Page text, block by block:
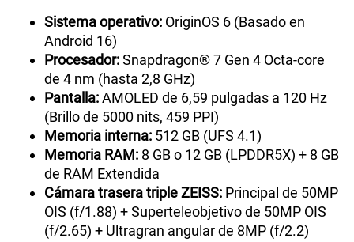
Sistema operativo: OriginOS 6 (Basado en
Android 16)
Procesador:Snapdragon® 7 Gen 4 Octa-core
de 4 nm (hasta 2,8 GHz)
Pantalla:AMOLED de 6,59 pulgadas a 120 Hz
(Brillo de 5000 nits, 459 PPI)
Memoria interna: 512 GB (UFS 4.1)
Memoria RAM: 8 GB o 12 GB (LPDDR5X) + 8 GB
de RAM Extendida
Cámara trasera triple ZEISS: Principal de 50MP
OIS (f/1.88) + Superteleobjetivo de 50MP OIS
(f/2.65) + Ultragran angular de 8MP (f/2.2)